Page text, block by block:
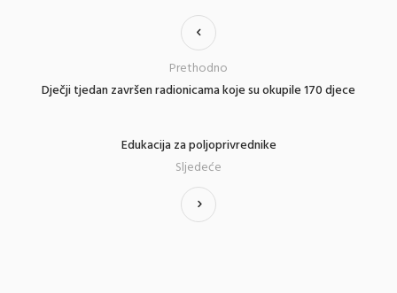
Dječji tjedan završen radionicama koje su okupile 170 djece
Prethodno
Edukacija za poljoprivrednike
Sljedeće